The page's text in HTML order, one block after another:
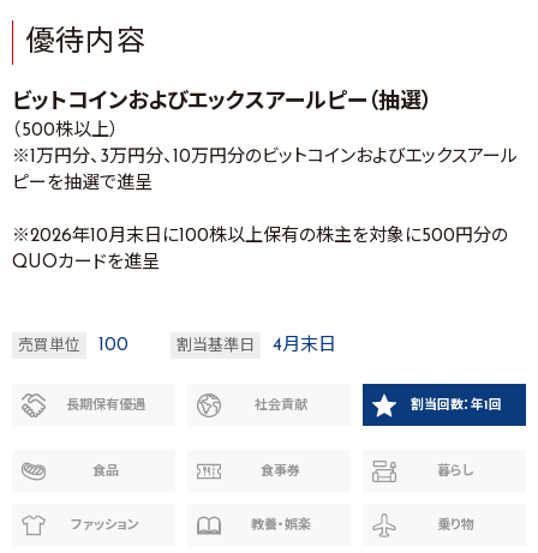
優待内容
ビットコインおよびエックスアールピー（抽選）
（500株以上）
※1万円分、3万円分、10万円分のビットコインおよびエックスアール
ピーを抽選で進呈
※2026年10月末日に100株以上保有の株主を対象に500円分の
QUOカードを進呈
売買単位 100 割当基準日 4月末日
長期保有優遇 社会貢献 割当回数：年1回
食品 食事券 暮らし
ファッション 教養・娯楽 乗り物